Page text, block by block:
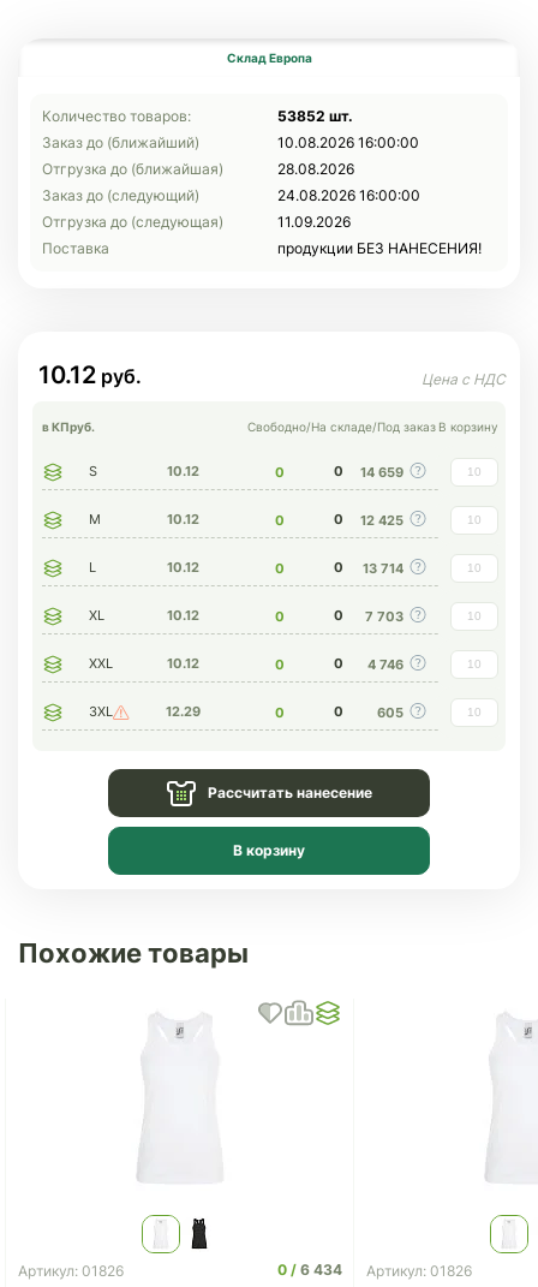
Склад Европа
Количество товаров:
53852 шт.
Заказ до (ближайший)
10.08.2026 16:00:00
Отгрузка до (ближайшая)
28.08.2026
Заказ до (следующий)
24.08.2026 16:00:00
Отгрузка до (следующая)
11.09.2026
Поставка
продукции БЕЗ НАНЕСЕНИЯ!
10.12
в КПруб. Свободно/На складе/Под заказ В корзину
S 10.12 0 0 14 659
M 10.12 0 0 12 425
L 10.12 0 0 13 714
XL 10.12 0 0 7 703
XXL 10.12 0 0 4 746
3XL 12.29 0 0 605
Рассчитать нанесение
В корзину
Похожие товары
Артикул: 01826 0
6 434
Артикул: 01826